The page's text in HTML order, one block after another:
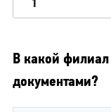
В какой
документами?